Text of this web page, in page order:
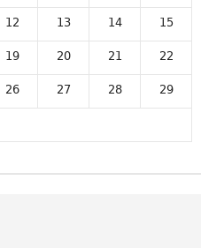
12 13 14
15
19 20 21
22
26 27 28
29